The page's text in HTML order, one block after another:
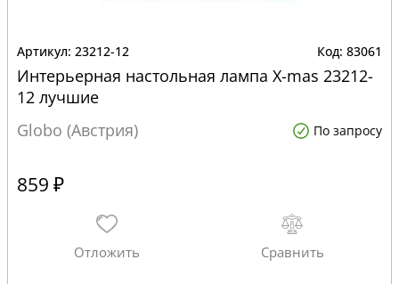
23212-12 83061
Интерьерная настольная лампа X-mas 23212-
12 лучшие
Globo (Австрия)
По запросу
859 ₽